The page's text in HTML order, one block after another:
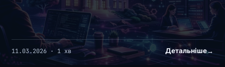
11.03.2026 · 1 хв Детальніше→